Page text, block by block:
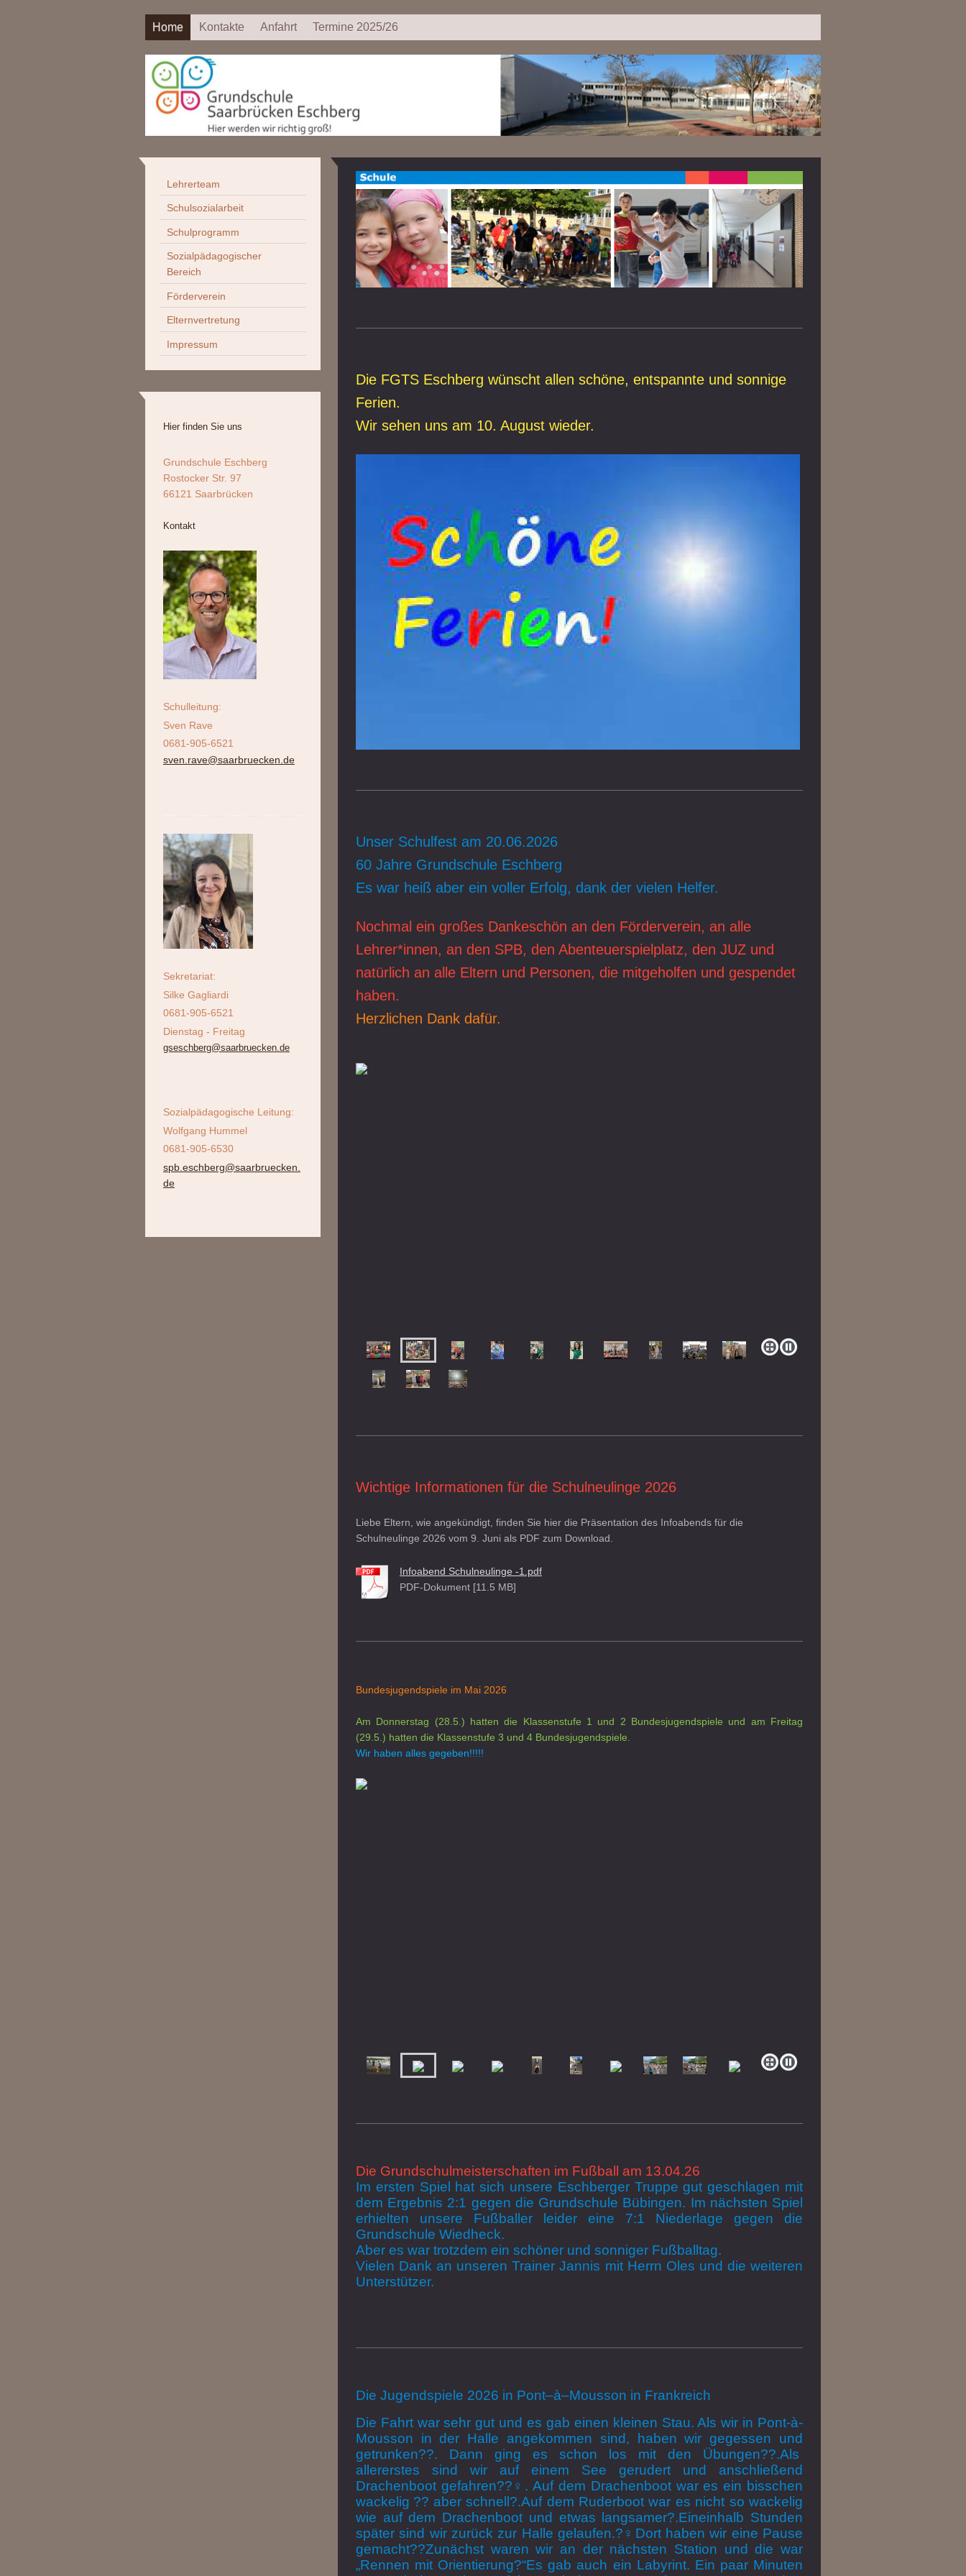
Home Kontakte Anfahrt Termine 2025/26
Die FGTS Eschberg wünscht allen schöne, entspannte und sonnige
Ferien.
Wir sehen uns am 10. August wieder.
Unser Schulfest am 20.06.2026
60 Jahre Grundschule Eschberg
Es war heiß aber ein voller Erfolg, dank der vielen Helfer.
Nochmal ein großes Dankeschön an den Förderverein, an alle
Lehrer*innen, an den SPB, den Abenteuerspielplatz, den JUZ und
natürlich an alle Eltern und Personen, die mitgeholfen und gespendet
haben.
Herzlichen Dank dafür.
Wichtige Informationen für die Schulneulinge 2026
Liebe Eltern, wie angekündigt, finden Sie hier die Präsentation des Infoabends für die
Schulneulinge 2026 vom 9. Juni als PDF zum Download.
Infoabend Schulneulinge -1.pdf
PDF-Dokument [11.5 MB]
Bundesjugendspiele im Mai 2026
Am Donnerstag (28.5.) hatten die Klassenstufe 1 und 2 Bundesjugendspiele und am Freitag
(29.5.) hatten die Klassenstufe 3 und 4 Bundesjugendspiele.
Wir haben alles gegeben!!!!!
Die Grundschulmeisterschaften im Fußball am 13.04.26
Im ersten Spiel hat sich unsere Eschberger Truppe gut geschlagen mit
dem Ergebnis 2:1 gegen die Grundschule Bübingen. Im nächsten Spiel
erhielten unsere Fußballer leider eine 7:1 Niederlage gegen die
Grundschule Wiedheck.
Aber es war trotzdem ein schöner und sonniger Fußballtag.
Vielen Dank an unseren Trainer Jannis mit Herrn Oles und die weiteren
Unterstützer.
Die Jugendspiele 2026 in Pont–à–Mousson in Frankreich
Die Fahrt war sehr gut und es gab einen kleinen Stau. Als wir in Pont-à-
Mousson in der Halle angekommen sind, haben wir gegessen und
getrunken??. Dann ging es schon los mit den Übungen??.Als
allererstes sind wir auf einem See gerudert und anschließend
Drachenboot gefahren??‍♀️ . Auf dem Drachenboot war es ein bisschen
wackelig ?‍? aber schnell ?.Auf dem Ruderboot war es nicht so wackelig
wie auf dem Drachenboot und etwas langsamer?.Eineinhalb Stunden
später sind wir zurück zur Halle gelaufen.?‍♀️ Dort haben wir eine Pause
gemacht?‍?Zunächst waren wir an der nächsten Station und die war
„Rennen mit Orientierung?“Es gab auch ein Labyrint. Ein paar Minuten
Lehrerteam
Schulsozialarbeit
Schulprogramm
Sozialpädagogischer
Bereich
Förderverein
Elternvertretung
Impressum
Hier finden Sie uns
Grundschule Eschberg
Rostocker Str. 97
66121 Saarbrücken
Kontakt
Schulleitung:
Sven Rave
0681-905-6521
sven.rave@saarbruecken.de
Sekretariat:
Silke Gagliardi
0681-905-6521
Dienstag - Freitag
gseschberg@saarbruecken.de
Sozialpädagogische Leitung:
Wolfgang Hummel
0681-905-6530
spb.eschberg@saarbruecken.
de